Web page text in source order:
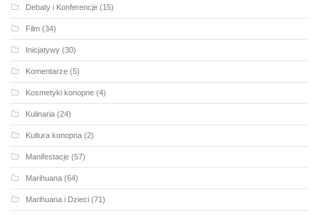
Debaty i Konferencje (15)
Film (34)
Inicjatywy (30)
Komentarze (5)
Kosmetyki konopne (4)
Kulinaria (24)
Kultura konopna (2)
Manifestacje (57)
Marihuana (64)
Marihuana i Dzieci (71)